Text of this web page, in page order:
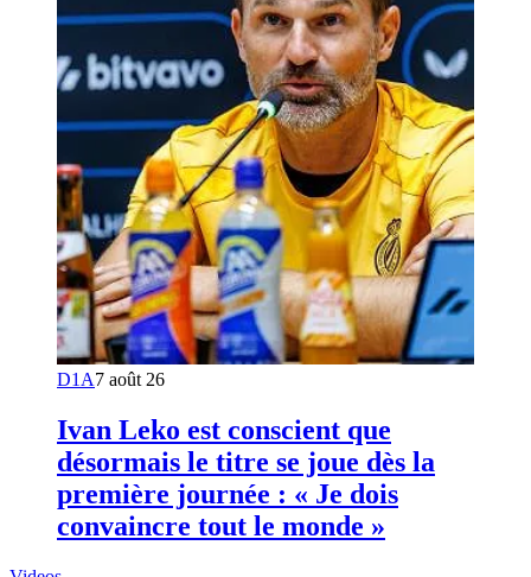
D1A7 août 26
Ivan Leko est conscient que
désormais le titre se joue dès la
première journée : « Je dois
convaincre tout le monde »